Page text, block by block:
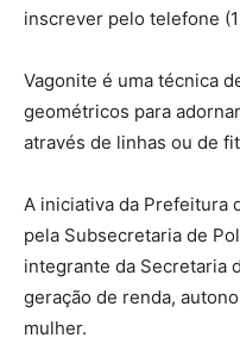
inscrever pelo telefone
Vagonite é uma técnica
geométricos para
através de linhas ou de
A iniciativa da Prefeitura
pela Subsecretaria de
integrante da Secretaria
geração de renda,
mulher.